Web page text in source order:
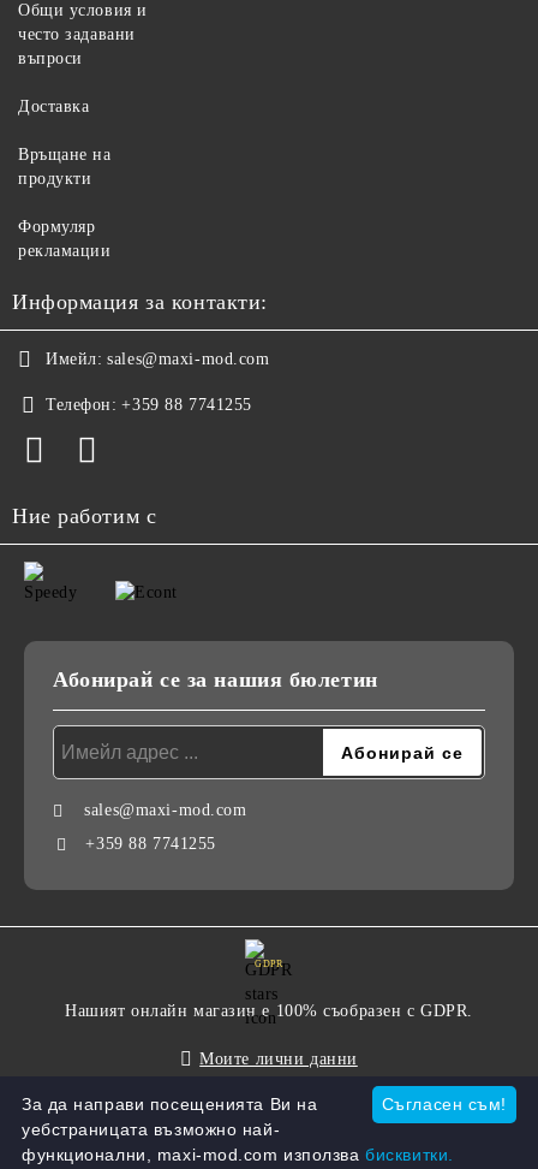
Общи условия и
често задавани
въпроси
Доставка
Връщане на
продукти
Формуляр
рекламации
Информация за контакти:
Имейл: sales@maxi-mod.com
Телефон: +359 88 7741255
Ние работим с
Абонирай се за нашия бюлетин
sales@maxi-mod.com
+359 88 7741255
GDPR
Нашият онлайн магазин е 100% съобразен с GDPR.
Моите лични данни
Онлайн магазин от SELITON
Съгласен съм!
За да направи посещенията Ви на
уебстраницата възможно най-
функционални, maxi-mod.com използвабисквитки.